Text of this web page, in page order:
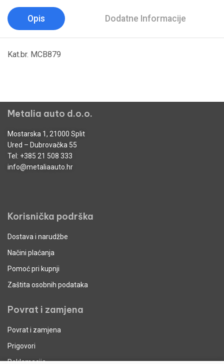
Opis Dodatne Informacije
Kat.br. MCB879
Metalia auto d.o.o.
Mostarska 1, 21000 Split
Ured – Dubrovačka 55
Tel: +385 21 508 333
info@metaliaauto.hr
Korisnička podrška
Dostava i narudžbe
Načini plaćanja
Pomoć pri kupnji
Zaštita osobnih podataka
Povrat i zamjena
Povrat i zamjena
Prigovori
Reklamacije